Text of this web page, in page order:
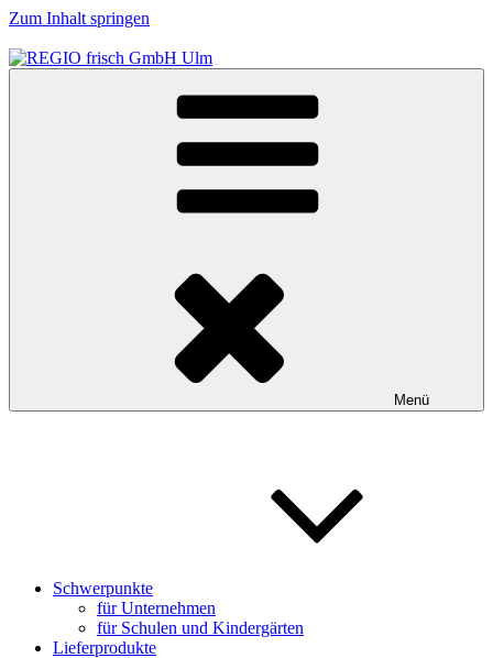
Zum Inhalt springen
REGIO frisch GmbH Ulm
Obst und Gemüse für Büro, Schule und Kindergarten in der Region
Menü
Schwerpunkte
für Unternehmen
für Schulen und Kindergärten
Lieferprodukte